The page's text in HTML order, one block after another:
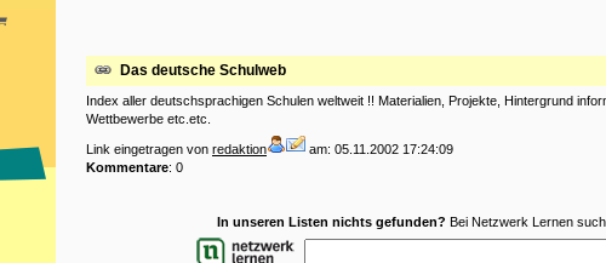
Das deutsche Schulweb
Index aller deutschsprachigen Schulen weltweit !! Materialien, Projekte, Hintergrund
Wettbewerbe etc.etc.
Link eingetragen von redaktion
am: 05.11.2002 17:24:09
Kommentare: 0
In unseren Listen nichts gefunden? Bei Netzwerk Lernen